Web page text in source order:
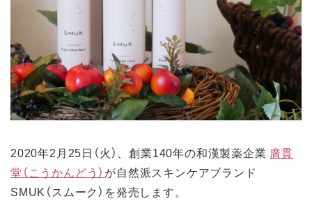
2020年2月25日（火）、創業140年の和漢製薬企業 廣貫
堂（こうかんどう） が自然派スキンケアブランド
SMUK（スムーク）を発売します。